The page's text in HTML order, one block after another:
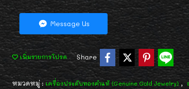
Message Us
เพิ่มรายการโปรด Share
หมวดหมู่ : เครื่องประดับทองคำแท้ (Genuine Gold Jewelry) ,